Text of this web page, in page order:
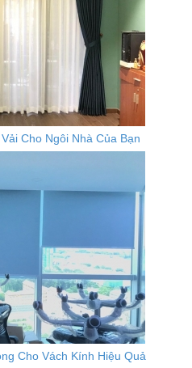
Cho Ngôi Nhà Của Bạn
Cho Vách Kính Hiệu Quả